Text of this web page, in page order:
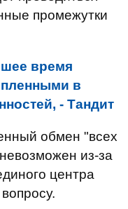
промежутки
время
в
- Тандит
обмен "всех
из-за
центра